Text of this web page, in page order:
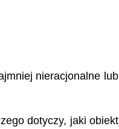
nieracjonalne lub
dotyczy, jaki obiekt